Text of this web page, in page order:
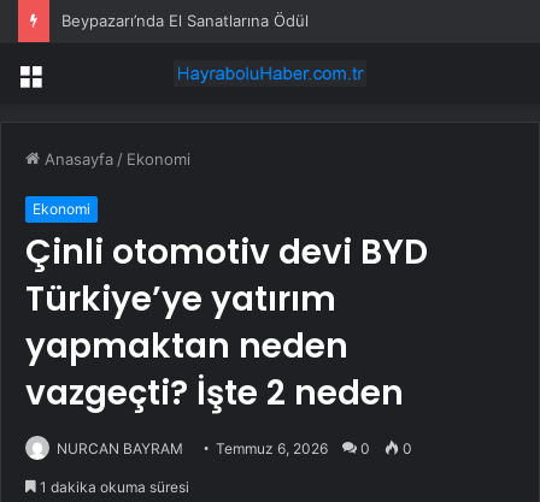
Beypazarı’nda El Sanatlarına Ödül
Menü
Anasayfa / Ekonomi
Ekonomi
Çinli otomotiv devi BYD
Türkiye’ye yatırım
yapmaktan neden
vazgeçti? İşte 2 neden
NURCAN BAYRAM Temmuz 6, 2026 0 0
1 dakika okuma süresi